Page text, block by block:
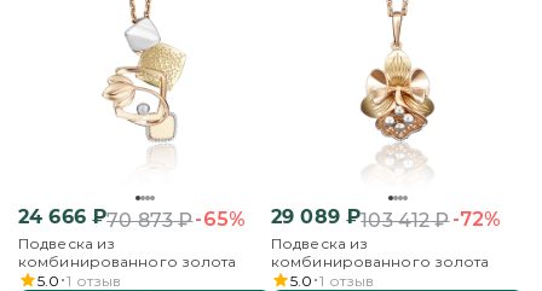
24 666₽70 873₽-65%
Подвеска из
комбинированного золота
5.0 1 отзыв
29 089₽103 412₽-72%
Подвеска из
комбинированного золота
5.0 1 отзыв